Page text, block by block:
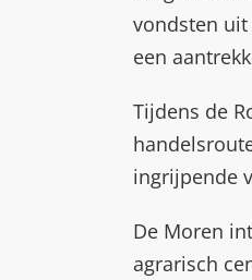
vondsten
een
Tijdens de
ingrijpende
De Moren
agrarisch